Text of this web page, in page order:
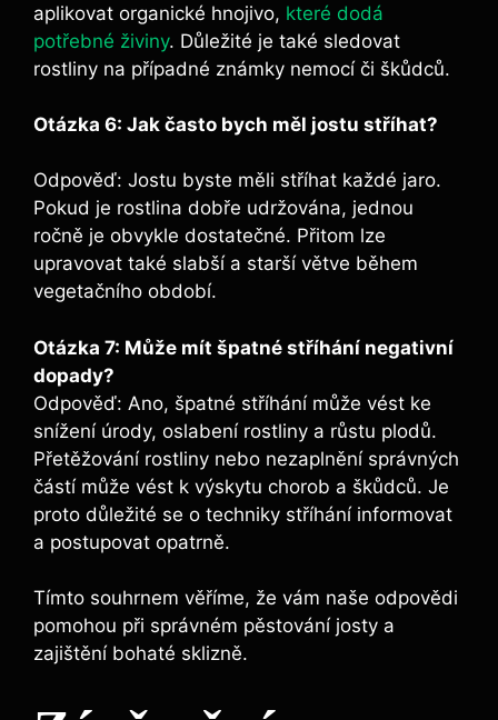
aplikovat organické hnojivo,⁢ které dodá
potřebné živiny. ⁣Důležité je také sledovat
rostliny na případné známky nemocí či škůdců.
Otázka 6: Jak často⁤ bych měl jostu stříhat?
Odpověď: Jostu byste měli stříhat každé jaro.
Pokud je rostlina dobře udržována, jednou
ročně je⁤ obvykle dostatečné. Přitom lze
upravovat ⁢také slabší a starší větve během
vegetačního období.
Otázka 7: Může mít špatné stříhání negativní
dopady?
Odpověď: Ano, špatné stříhání může vést ⁣ke
‌snížení úrody, oslabení rostliny a růstu plodů.
Přetěžování rostliny nebo nezaplnění správných
částí může vést⁤ k výskytu chorob a škůdců. Je
proto důležité⁣ se o techniky stříhání informovat
a postupovat ⁤opatrně.
Tímto souhrnem věříme, že vám naše odpovědi
pomohou⁣ při správném pěstování josty a
zajištění bohaté sklizně.